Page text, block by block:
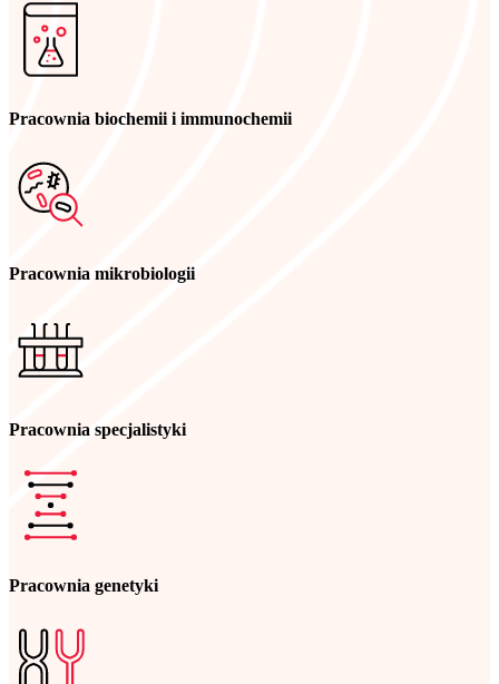
Pracownia biochemii i immunochemii
Pracownia mikrobiologii
Pracownia specjalistyki
Pracownia genetyki